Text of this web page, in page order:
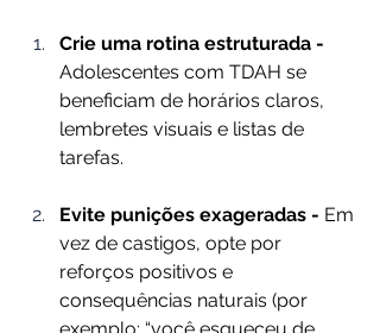
Crie uma rotina estruturada -
Adolescentes com TDAH se
beneficiam de horários claros,
lembretes visuais e listas de
tarefas.
Evite punições exageradas - Em
vez de castigos, opte por
reforços positivos e
consequências naturais (por
exemplo: “você esqueceu de